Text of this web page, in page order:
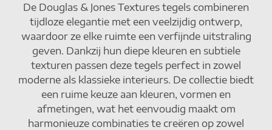
De Douglas & Jones Textures tegels combineren
tijdloze elegantie met een veelzijdig ontwerp,
waardoor ze elke ruimte een verfijnde uitstraling
geven. Dankzij hun diepe kleuren en subtiele
texturen passen deze tegels perfect in zowel
moderne als klassieke interieurs. De collectie biedt
een ruime keuze aan kleuren, vormen en
afmetingen, wat het eenvoudig maakt om
harmonieuze combinaties te creëren op zowel